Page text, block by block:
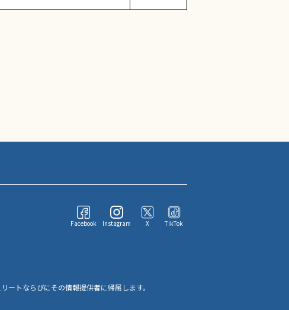
Facebook Instagram X TikTok
トならびにその情報提供者に帰属します。